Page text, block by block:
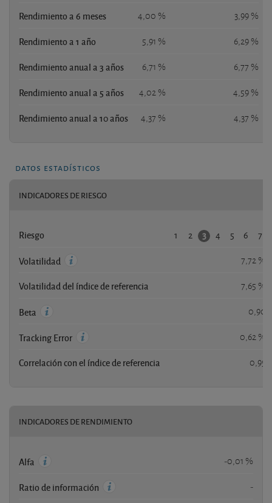
Rendimiento a 6 meses 4,00 % 3,99 %
Rendimiento a 1 año 5,91 % 6,29 %
Rendimiento anual a 3 años 6,71 % 6,77 %
Rendimiento anual a 5 años 4,02 % 4,59 %
Rendimiento anual a 10 años 4,37 % 4,37 %
datos estadísticos
INDICADORES DE RIESGO
Riesgo 1 2 3 4 5 6 7
Volatilidad 7,72 %
Volatilidad del índice de referencia 7,65 %
Beta 0,90
Tracking Error 0,62 %
Correlación con el índice de referencia 0,95
INDICADORES DE RENDIMIENTO
Alfa -0,01 %
Ratio de información -